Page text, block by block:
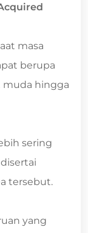
masa
berupa
muda hingga
sering
tersebut.
yang